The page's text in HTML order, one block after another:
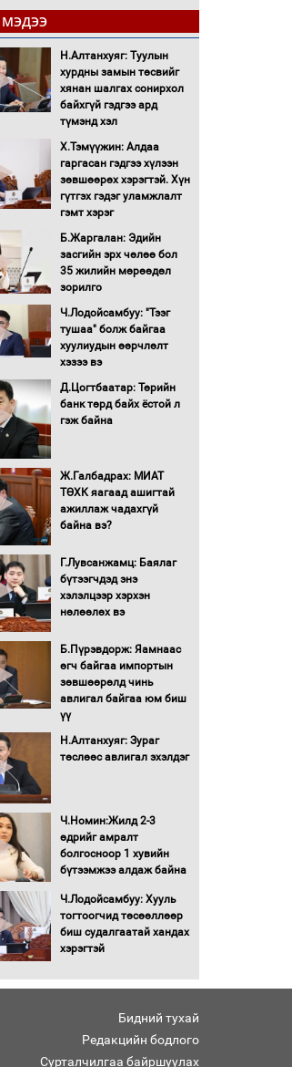
Санхүүгийн хэмнэлтийн
горимд эрүүл мэндийн
салбар хамаарахгүй
Нөөцийн махны
нээлттэй ил тод болгоно
Монгол Улс “COP17”-д
“Тал хээрийн
танилцуулна
16 төрлийн эмийг нэг эх
үүсвэрээс худалдан авах
Бүх шатанд хэмнэлтийн
горимд шилжиж, найр
гадаад томилолтыг
хориглолоо
Засгийн газрын ээлжит
хуралдаан болж байна
Автомашинд улсын
дугаарын тэгш,
сондгойгоор шатахуун
Бага орлоготой
иргэдийн орлогод
татвар ногдуулахгүй
байх эрх зүйн орчныг
Хөшөө бүтсэн түүхийг
Хөвсгөл нуурын лусыг
тахих төрийн тахилгын
ёслол боллоо
“Хар жагсаалт”-ын
асуудлыг цэгцлэх
чиглэлээр
Монголбанкны
хугацаатай үүрэг өглөө
олимпиадын хүрээнд
гарсан зардлыг
шийдвэрлэж өгөхөөр
Н.Алтанхуяг: Туулын
хурдны замын төсвийг
хянан шалгах сонирхол
байхгүй гэдгээ ард
түмэнд хэл
Х.Тэмүүжин: Алдаа
гаргасан гэдгээ хүлээн
зөвшөөрөх хэрэгтэй. Хүн
гүтгэх гэдэг уламжлалт
гэмт хэрэг
Б.Жаргалан: Эдийн
засгийн эрх чөлөө бол
35 жилийн мөрөөдөл
зорилго
Ч.Лодойсамбуу: "Тээг
тушаа" болж байгаа
хуулиудын өөрчлөлт
хэзээ вэ
Д.Цогтбаатар: Төрийн
банк төрд байх ёстой л
гэж байна
Ж.Галбадрах: МИАТ
ТӨХК яагаад ашигтай
ажиллаж чадахгүй
байна вэ?
Г.Лувсанжамц: Баялаг
бүтээгчдэд энэ
хэлэлцээр хэрхэн
нөлөөлөх вэ
Б.Пүрэвдорж: Яамнаас
өгч байгаа импортын
зөвшөөрөлд чинь
авлигал байгаа юм биш
үү
Н.Алтанхуяг: Зураг
төслөөс авлигал эхэлдэг
Ч.Номин:Жилд 2-3
өдрийг амралт
болгосноор 1 хувийн
бүтээмжээ алдаж байна
Ч.Лодойсамбуу: Хууль
тогтоогчид төсөөллөөр
биш судалгаатай хандах
хэрэгтэй
Бидний тухай
Редакцийн бодлого
Сурталчилгаа байршуулах